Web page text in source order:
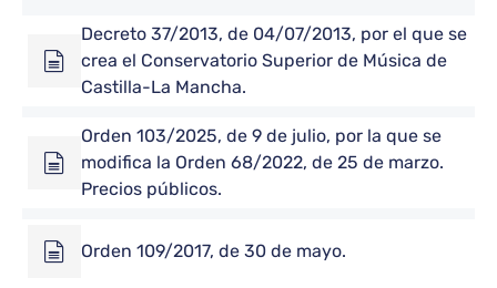
Decreto 37/2013, de 04/07/2013, por el que se
crea el Conservatorio Superior de Música de
Castilla-La Mancha.
Orden 103/2025, de 9 de julio, por la que se
modifica la Orden 68/2022, de 25 de marzo.
Precios públicos.
Orden 109/2017, de 30 de mayo.